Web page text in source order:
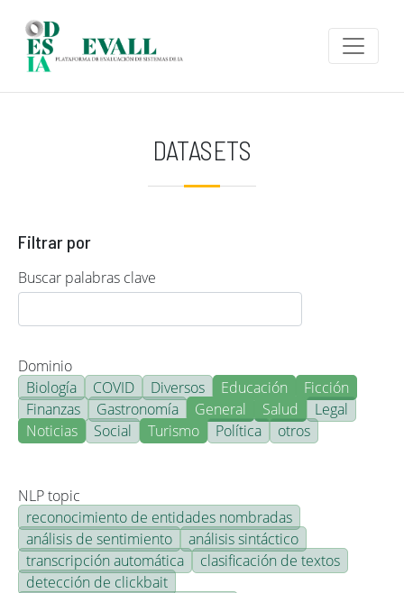
DATASETS
Filtrar por
Buscar palabras clave
Dominio
Biología
COVID Diversos Educación
Ficción
Finanzas
Gastronomía General Salud
Legal
Noticias
Social Turismo Política otros
NLP topic
reconocimiento de entidades nombradas
análisis de sentimiento
análisis sintáctico
transcripción automática
clasificación de textos
detección de clickbait